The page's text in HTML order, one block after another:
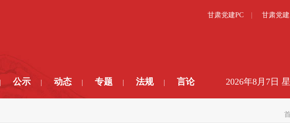
甘肃党建PC 甘肃党
公示 动态 专题 法规 言论 2026年8月7日